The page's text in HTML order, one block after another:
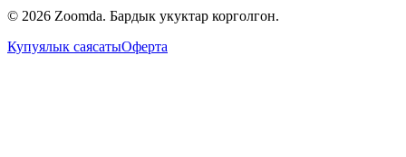
© 2026 Zoomda. Бардык укуктар корголгон.
Купуялык саясатыОферта